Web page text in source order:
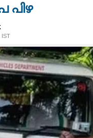
പിഴ
IST